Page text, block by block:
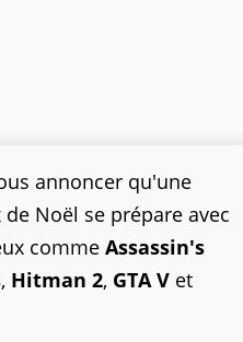
annoncer qu'une
Noël se prépare avec
comme Assassin's
, Hitman 2, GTA V et